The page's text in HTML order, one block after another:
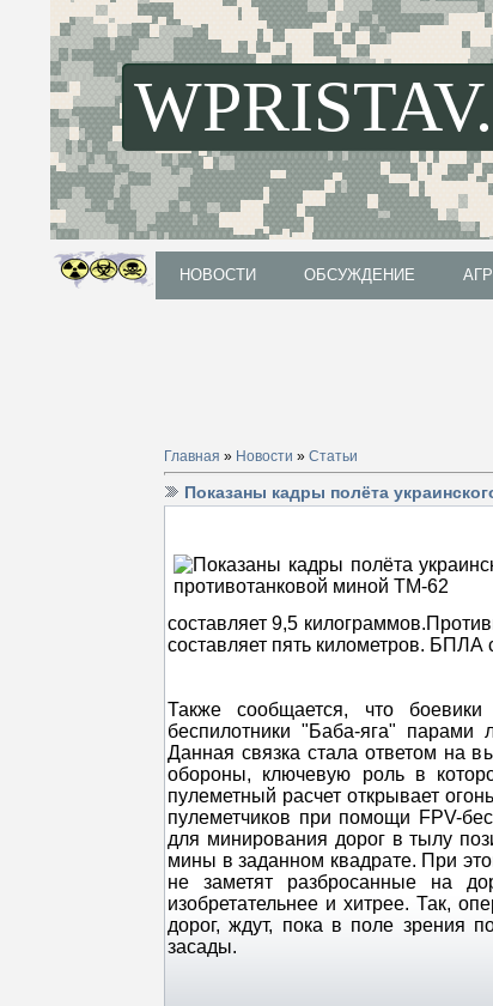
НОВОСТИ ОБСУЖДЕНИЕ
Главная » Новости » Статьи
Показаны кадры полёта
составляет 9,5
составляет пять километров. БПЛА
Также сообщается, что
беспилотники "Баба-яга" парами
Данная связка стала ответом на
обороны, ключевую роль в
пулеметный расчет открывает
пулеметчиков при помощи FPV-
для минирования дорог в тылу
мины в заданном квадрате. При
не заметят разбросанные на
изобретательнее и хитрее. Так,
дорог, ждут, пока в поле зрения
засады.